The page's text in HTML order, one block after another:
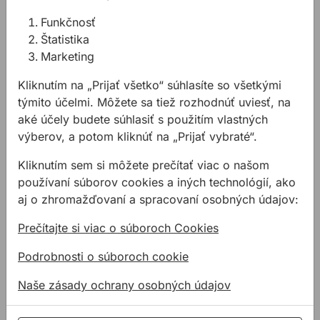
reinforced plastic / sklolaminát), dreva, betónu a
mnohých tvrdých plastov.
Na použitie v aplikáciách vyžadujúcich
(montáže izolačných panelov, lepenie a tmelenie
komponentov odolných voči vibráciám
vyrobených z ocele, medi, dreva, GRP, iných
plastových materiálov a rôznych maľovaných
povrchov), v automobilovom priemysle a pri
výrobe dopravných prostriedkov (autobusy,
karavany, chladiarenské vozidlá, kontajnery), pri
spoj, alebo požadované elastické a silné lepidlo.
Farba:
číra
Funkčnosť
Štatistika
Marketing
Kliknutím na „Prijať všetko“ súhlasíte so všetkými
týmito účelmi. Môžete sa tiež rozhodnúť uviesť, na
aké účely budete súhlasiť s použitím vlastných
výberov, a potom kliknúť na „Prijať vybraté“.
Kliknutím sem si môžete prečítať viac o našom
používaní súborov cookies a iných technológií, ako
aj o zhromažďovaní a spracovaní osobných údajov:
Prečítajte si viac o súboroch Cookies
Podrobnosti o súboroch cookie
Naše zásady ochrany osobných údajov